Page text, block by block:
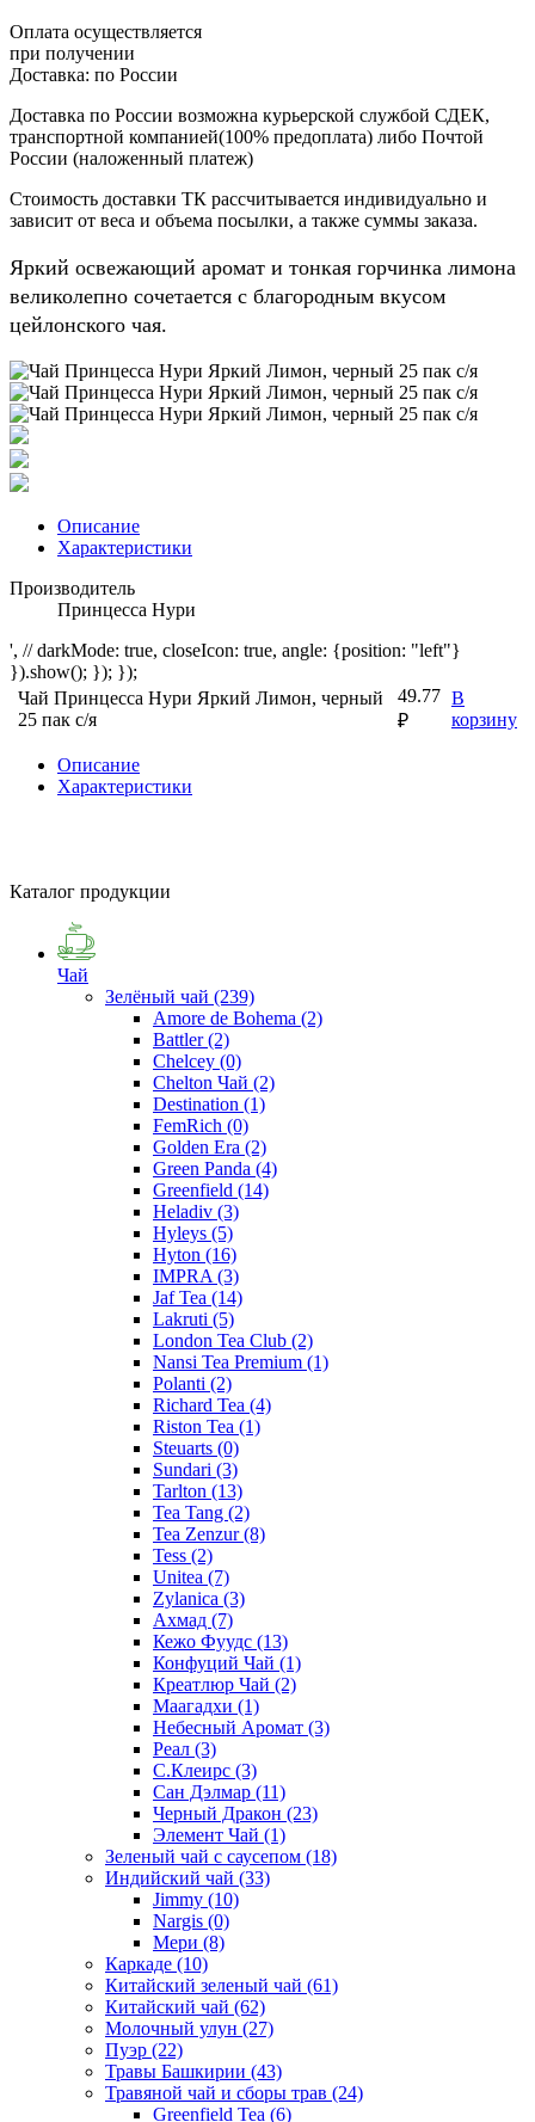
Оплата осуществляется
при получении
Доставка: по России
Доставка по России возможна курьерской службой СДЕК,
транспортной компанией(100% предоплата) либо Почтой
России (наложенный платеж)
Стоимость доставки ТК рассчитывается индивидуально и
зависит от веса и объема посылки, а также суммы заказа.
Яркий освежающий аромат и тонкая горчинка лимона
великолепно сочетается с благородным вкусом
цейлонского чая.
Описание
Характеристики
Производитель
Принцесса Нури
', // darkMode: true, closeIcon: true, angle: {position: "left"}
}).show(); }); });
Чай Принцесса Нури Яркий Лимон, черный
25 пак с/я
49.77
₽
В
корзину
Описание
Характеристики
Каталог продукции
Чай
Зелёный чай (239)
Amore de Bohema (2)
Battler(2)
Chelcey (0)
Chelton Чай (2)
Destination (1)
FemRich (0)
Golden Era (2)
Green Panda (4)
Greenfield (14)
Heladiv (3)
Hyleys (5)
Hyton (16)
IMPRA (3)
Jaf Tea (14)
Lakruti (5)
London Tea Club (2)
Nansi Tea Premium (1)
Polanti (2)
Richard Tea (4)
Riston Tea (1)
Steuarts (0)
Sundari (3)
Tarlton (13)
Tea Tang (2)
Tea Zenzur(8)
Tess (2)
Unitea (7)
Zylanica (3)
Ахмад (7)
Кежо Фуудс (13)
Конфуций Чай (1)
Креатлюр Чай (2)
Маагадхи (1)
Небесный Аромат (3)
Реал (3)
С.Клеирс (3)
Сан Дэлмар (11)
Черный Дракон (23)
Элемент Чай (1)
Зеленый чай с саусепом (18)
Индийский чай (33)
Jimmy (10)
Nargis (0)
Мери (8)
Каркаде (10)
Китайский зеленый чай (61)
Китайский чай (62)
Молочный улун (27)
Пуэр (22)
Травы Башкирии (43)
Травяной чай и сборы трав (24)
Greenfield Tea (6)